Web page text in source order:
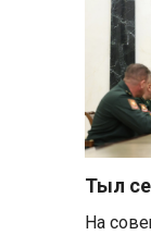
Тыл
На